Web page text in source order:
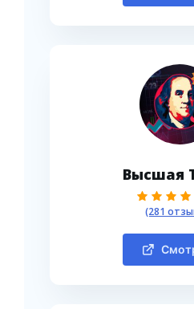
Высшая
(281